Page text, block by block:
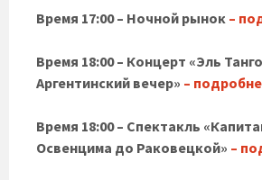
Время 17:00 – Ночной рынок –
Время 18:00 – Концерт «Эль
Аргентинский вечер» –
Время 18:00 – Спектакль
Освенцима до Раковецкой» –